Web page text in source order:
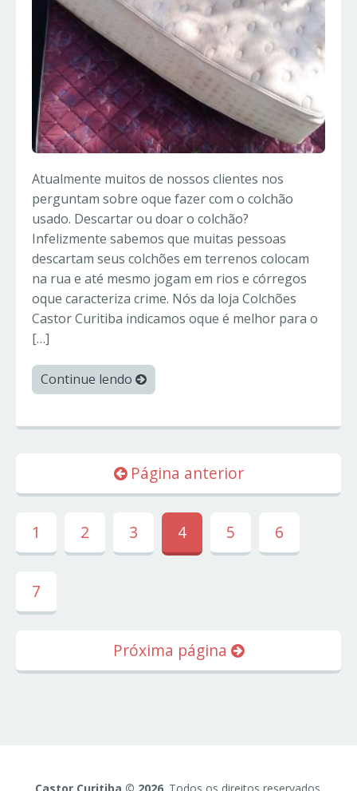
Atualmente muitos de nossos clientes nos
perguntam sobre oque fazer com o colchão
usado. Descartar ou doar o colchão?
Infelizmente sabemos que muitas pessoas
descartam seus colchões em terrenos colocam
na rua e até mesmo jogam em rios e córregos
oque caracteriza crime. Nós da loja Colchões
Castor Curitiba indicamos oque é melhor para o
[…]
Continue lendo
Página anterior
1 2 3 4 5 6
7
Próxima página